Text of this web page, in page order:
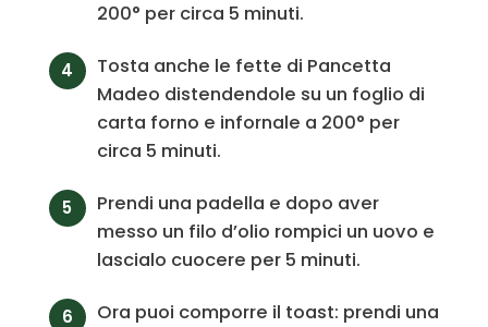
200° per circa 5 minuti.
Tosta anche le fette di Pancetta
Madeo distendendole su un foglio di
carta forno e infornale a 200° per
circa 5 minuti.
Prendi una padella e dopo aver
messo un filo d’olio rompici un uovo e
lascialo cuocere per 5 minuti.
Ora puoi comporre il toast: prendi una